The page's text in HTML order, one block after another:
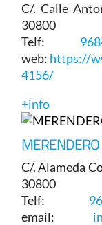
C/. Calle
30800
Telf:
web: https://
4156/
+info
C/. Alameda
30800
Telf:
email: